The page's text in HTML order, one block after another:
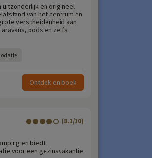
uitzonderlijk en origineel
van het centrum en
verscheidenheid aan
pods en zelfs
Ontdek en boek
(8.1/10)
en biedt
voor een gezinsvakantie